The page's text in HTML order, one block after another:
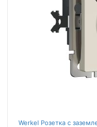
Werkel Розетка с